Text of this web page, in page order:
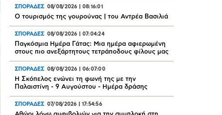
ΣΠΟΡΑΔΕΣ 08/08/2026 08:16:01
Ο τουρισμός της γουρούνας | του Αντρέα Βασιλιά
ΣΠΟΡΑΔΕΣ 08/08/2026 07:04:24
Παγκόσμια Ημέρα Γάτας: Μια ημέρα αφιερωμένη
στους πιο ανεξάρτητους τετράποδους φίλους μας
ΣΠΟΡΑΔΕΣ 08/08/2026 06:07:00
Η Σκόπελος ενώνει τη φωνή της με την
Παλαιστίνη - 9 Αυγούστου - Ημέρα δράσης
ΣΠΟΡΑΔΕΣ 07/08/2026 17:54:56